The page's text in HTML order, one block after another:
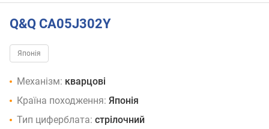
Q&Q CA05J302Y
Японія
Механізм: кварцові
Країна походження: Японія
Тип циферблата: стрілочний